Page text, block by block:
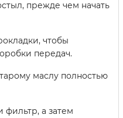
прежде чем начать
чтобы
передач.
маслу полностью
фильтр, а затем